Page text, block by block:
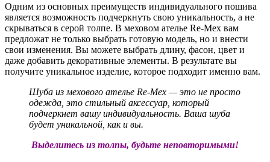
Одним из основных преимуществ индивидуального пошива
является возможность подчеркнуть свою уникальность, а не
скрываться в серой толпе. В меховом ателье Re-Mex вам
предложат не только выбрать готовую модель, но и внести
свои изменения. Вы можете выбрать длину, фасон, цвет и
даже добавить декоративные элементы. В результате вы
получите уникальное изделие, которое подходит именно вам.
Шуба из мехового ателье Re-Mex — это не просто
одежда, это стильный аксессуар, который
подчеркнет вашу индивидуальность. Ваша шуба
будет уникальной, как и вы.
Выделитесь из толпы, будьте неповторимыми!